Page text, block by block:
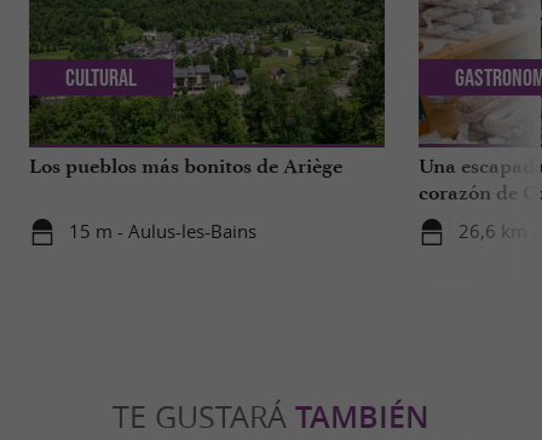
Los pueblos más bonitos de Ariège
15 m - Aulus-les-Bains
Cultural
Una
corazón de
delicioso en
26,6 km
TE GUSTARÁ TAMBIÉN